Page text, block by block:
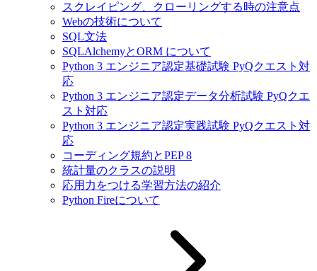
スクレイピング、クローリングする時の注意点
Webの技術について
SQL文法
SQLAlchemyとORM について
Python 3 エンジニア認定基礎試験 PyQクエスト対
応
Python 3 エンジニア認定データ分析試験 PyQクエ
スト対応
Python 3 エンジニア認定実践試験 PyQクエスト対
応
コーディング規約とPEP 8
統計量のクラスの説明
応用力をつける学習方法の紹介
Python Fireについて